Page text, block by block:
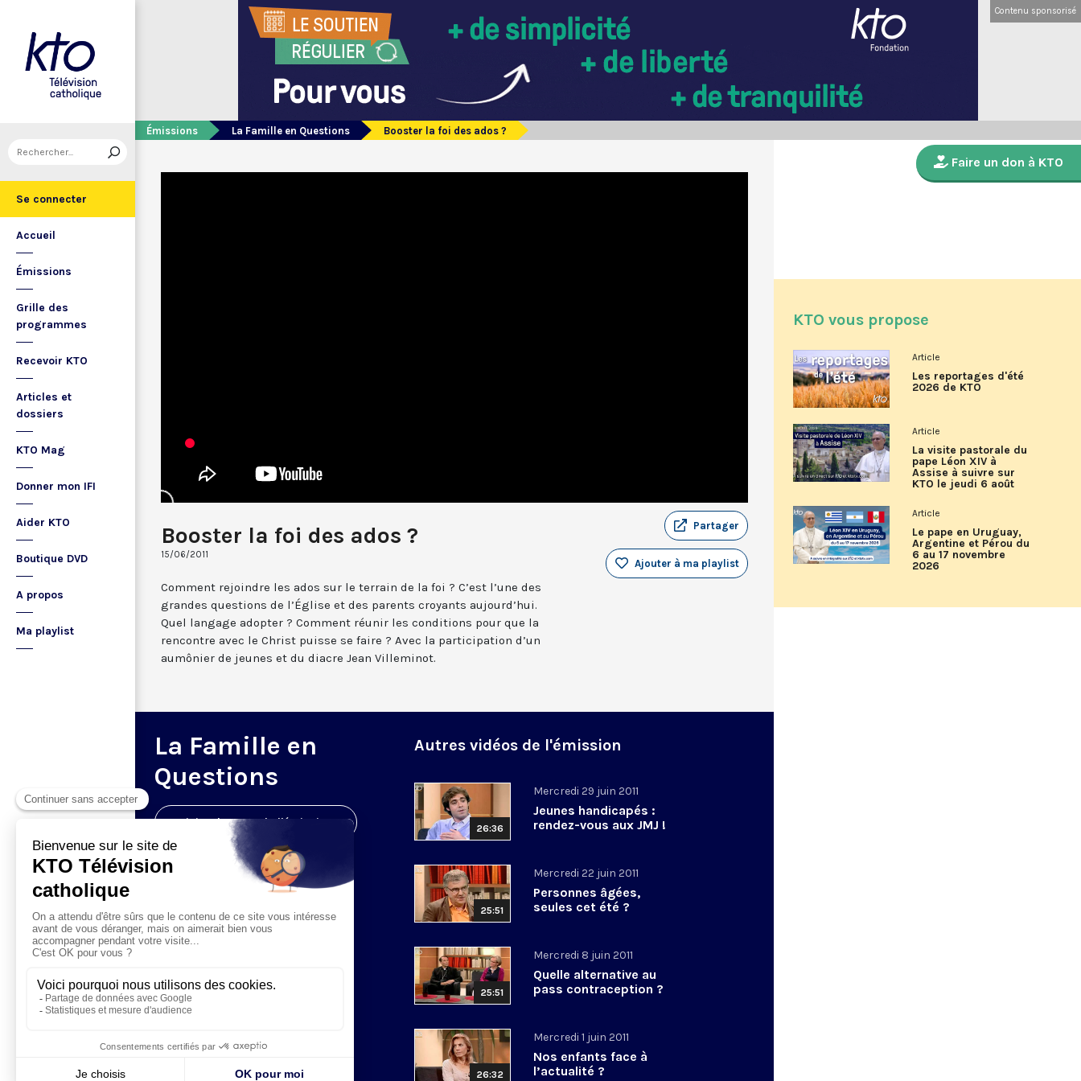
Se connecter
Accueil
Émissions
Grille des
programmes
Recevoir KTO
Articles et
dossiers
KTO Mag
Donner mon IFI
Aider KTO
Boutique DVD
A propos
Ma playlist
Contenu sponsorisé
Émissions La Famille en Questions Booster la foi des ados ?
Booster la foi des ados ?
15/06/2011
Partager
Ajouter à ma playlist
Comment rejoindre les ados sur le terrain de la foi ? C’est l’une des
grandes questions de l’Église et des parents croyants aujourd’hui.
Quel langage adopter ? Comment réunir les conditions pour que la
rencontre avec le Christ puisse se faire ? Avec la participation d’un
aumônier de jeunes et du diacre Jean Villeminot.
La Famille en
Questions
Visiter la page de l'émission
Autres vidéos de l'émission
26:36
Mercredi 29 juin 2011
Jeunes handicapés :
rendez-vous aux JMJ !
25:51
Mercredi 22 juin 2011
Personnes âgées,
seules cet été ?
25:51
Mercredi 8 juin 2011
Quelle alternative au
pass contraception ?
26:32
Mercredi 1 juin 2011
Nos enfants face à
l’actualité ?
Faire un don à KTO
KTO vous propose
Article
Les reportages d'été
2026 de KTO
Article
La visite pastorale du
pape Léon XIV à
Assise à suivre sur
KTO le jeudi 6 août
Article
Le pape en Uruguay,
Argentine et Pérou du
6 au 17 novembre
2026